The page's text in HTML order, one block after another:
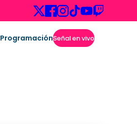
ProgramaciónSeñal en vivo